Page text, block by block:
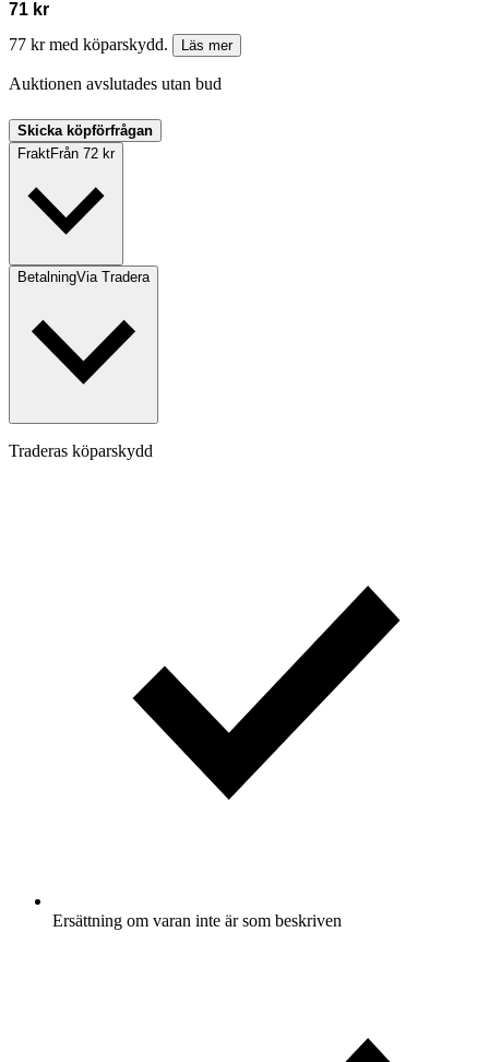
71 kr
77 kr med köparskydd.
Läs mer
Auktionen avslutades utan bud
Skicka köpförfrågan
FraktFrån 72 kr
BetalningVia Tradera
Traderas köparskydd
Ersättning om varan inte är som beskriven